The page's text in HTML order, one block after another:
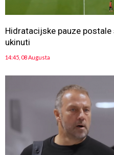
Hidratacijske pauze postale
ukinuti
14:45, 08 Augusta